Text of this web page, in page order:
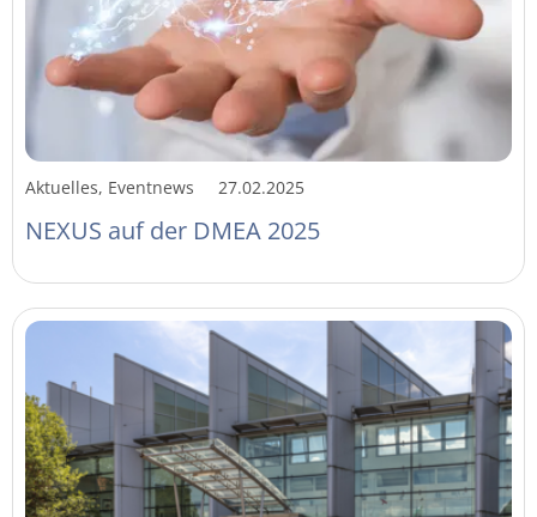
Aktuelles, Eventnews 27.02.2025
NEXUS auf der DMEA 2025